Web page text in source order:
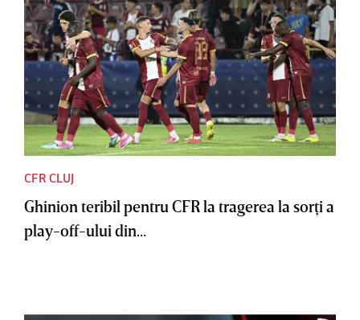
CFR CLUJ
Ghinion teribil pentru CFR la tragerea la sorţi a
play-off-ului din...